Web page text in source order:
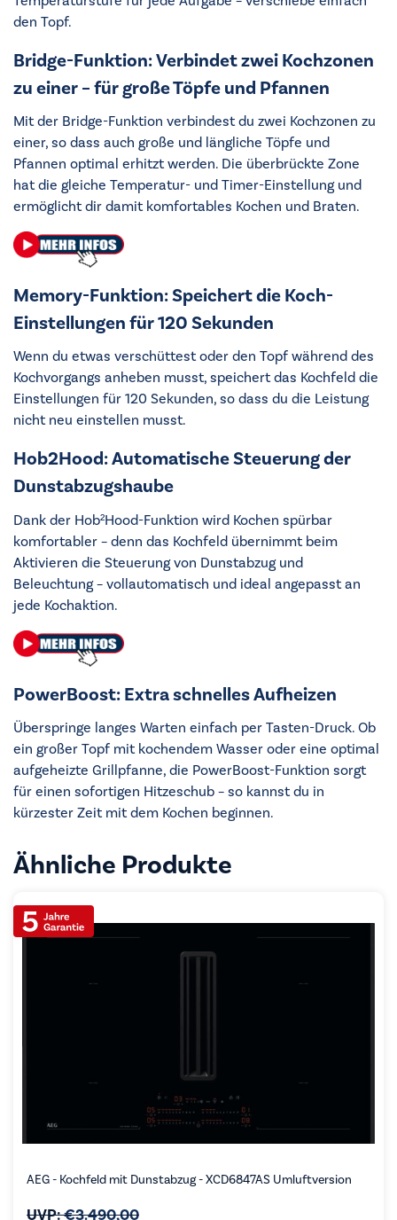
den Topf.
Bridge-Funktion: Verbindet zwei Kochzonen
zu einer – für große Töpfe und Pfannen
Mit der Bridge-Funktion verbindest du zwei Kochzonen zu
einer, so dass auch große und längliche Töpfe und
Pfannen optimal erhitzt werden. Die überbrückte Zone
hat die gleiche Temperatur- und Timer-Einstellung und
ermöglicht dir damit komfortables Kochen und Braten.
Memory-Funktion: Speichert die Koch-
Einstellungen für 120 Sekunden
Wenn du etwas verschüttest oder den Topf während des
Kochvorgangs anheben musst, speichert das Kochfeld die
Einstellungen für 120 Sekunden, so dass du die Leistung
nicht neu einstellen musst.
Hob2Hood: Automatische Steuerung der
Dunstabzugshaube
Dank der Hob²Hood-Funktion wird Kochen spürbar
komfortabler – denn das Kochfeld übernimmt beim
Aktivieren die Steuerung von Dunstabzug und
Beleuchtung – vollautomatisch und ideal angepasst an
jede Kochaktion.
PowerBoost: Extra schnelles Aufheizen
Überspringe langes Warten einfach per Tasten-Druck. Ob
ein großer Topf mit kochendem Wasser oder eine optimal
aufgeheizte Grillpfanne, die PowerBoost-Funktion sorgt
für einen sofortigen Hitzeschub – so kannst du in
kürzester Zeit mit dem Kochen beginnen.
Ähnliche Produkte
AEG - Kochfeld mit Dunstabzug - XCD6847AS Umluftversion
UVP:€3.490,00